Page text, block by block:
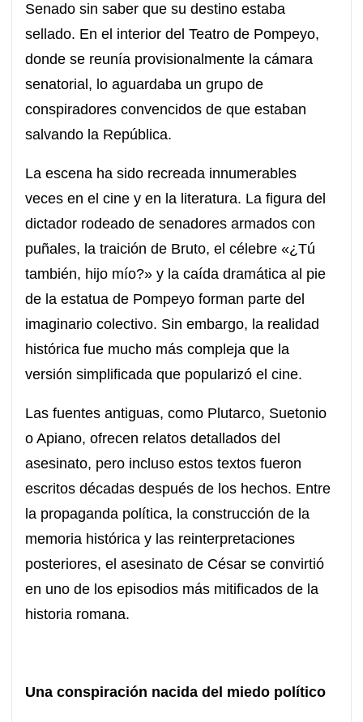
Senado sin saber que su destino estaba
sellado. En el interior del Teatro de Pompeyo,
donde se reunía provisionalmente la cámara
senatorial, lo aguardaba un grupo de
conspiradores convencidos de que estaban
salvando la República.
La escena ha sido recreada innumerables
veces en el cine y en la literatura. La figura del
dictador rodeado de senadores armados con
puñales, la traición de Bruto, el célebre «¿Tú
también, hijo mío?» y la caída dramática al pie
de la estatua de Pompeyo forman parte del
imaginario colectivo. Sin embargo, la realidad
histórica fue mucho más compleja que la
versión simplificada que popularizó el cine.
Las fuentes antiguas, como Plutarco, Suetonio
o Apiano, ofrecen relatos detallados del
asesinato, pero incluso estos textos fueron
escritos décadas después de los hechos. Entre
la propaganda política, la construcción de la
memoria histórica y las reinterpretaciones
posteriores, el asesinato de César se convirtió
en uno de los episodios más mitificados de la
historia romana.
Una conspiración nacida del miedo político